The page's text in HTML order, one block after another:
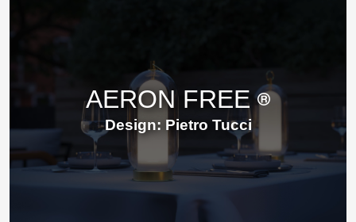
AERON FREE
Design: Pietro Tucci